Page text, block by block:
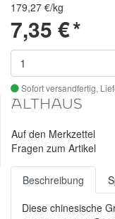
179,27 €/kg
7,35 €*
Sofort versandfertig,
Auf den Merkzettel
Fragen zum Artikel
Beschreibung
Diese chinesische